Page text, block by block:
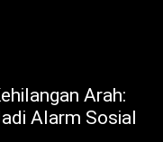
Arah:
Alarm Sosial